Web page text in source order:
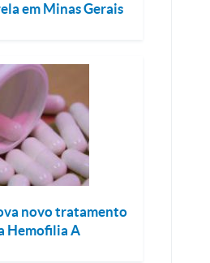
em Minas Gerais
novo tratamento
Hemofilia A